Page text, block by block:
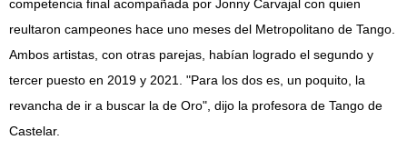
competencia final acompañada por Jonny Carvajal con quien
reultaron campeones hace uno meses del Metropolitano de Tango.
Ambos artistas, con otras parejas, habían logrado el segundo y
tercer puesto en 2019 y 2021. "Para los dos es, un poquito, la
revancha de ir a buscar la de Oro", dijo la profesora de Tango de
Castelar.